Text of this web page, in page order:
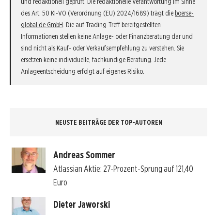
des Art. 50 KI-VO (Verordnung (EU) 2024/1689) trägt die boerse-
global.de GmbH . Die auf Trading-Treff bereitgestellten
Informationen stellen keine Anlage- oder Finanzberatung dar und
sind nicht als Kauf- oder Verkaufsempfehlung zu verstehen. Sie
ersetzen keine individuelle, fachkundige Beratung. Jede
Anlageentscheidung erfolgt auf eigenes Risiko.
NEUSTE BEITRÄGE DER TOP-AUTOREN
Andreas Sommer
Atlassian Aktie: 27-Prozent-Sprung auf 121,40
Euro
Dieter Jaworski